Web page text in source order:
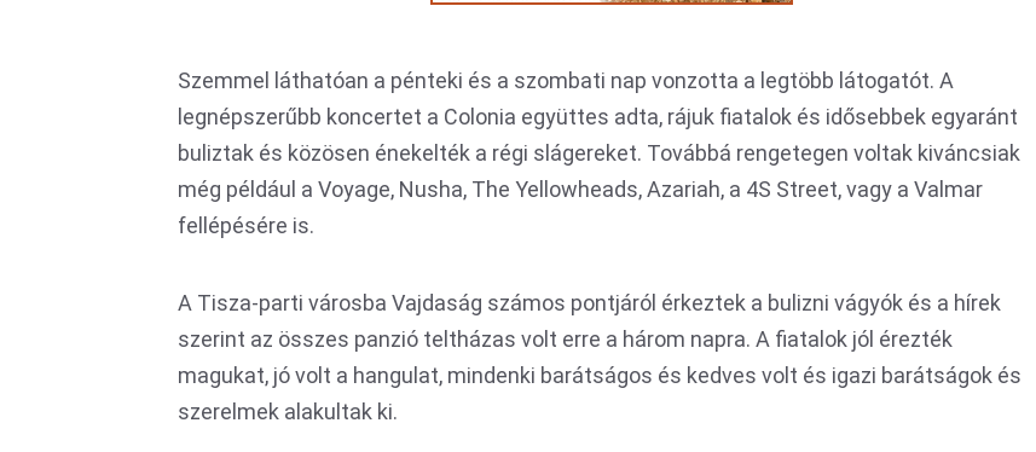
Szemmel láthatóan a pénteki és a szombati nap vonzotta a legtöbb látogatót. A
legnépszerűbb koncertet a Colonia együttes adta, rájuk fiatalok és idősebbek egyaránt
buliztak és közösen énekelték a régi slágereket. Továbbá rengetegen voltak kiváncsiak
még például a Voyage, Nusha, The Yellowheads, Azariah, a 4S Street, vagy a Valmar
fellépésére is.
A Tisza-parti városba Vajdaság számos pontjáról érkeztek a bulizni vágyók és a hírek
szerint az összes panzió teltházas volt erre a három napra. A fiatalok jól érezték
magukat, jó volt a hangulat, mindenki barátságos és kedves volt és igazi barátságok és
szerelmek alakultak ki.